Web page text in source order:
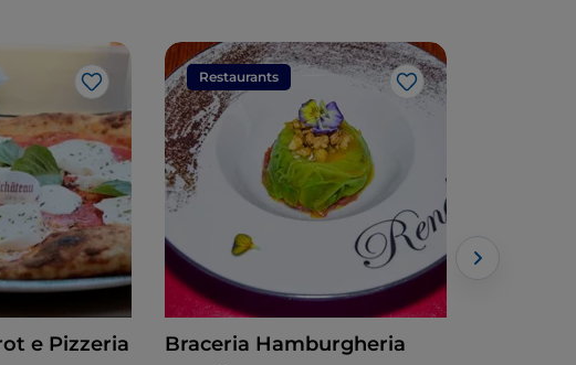
J’aime
e Pizzeria
Restaurants
J’aime
Braceria Hamburgheria